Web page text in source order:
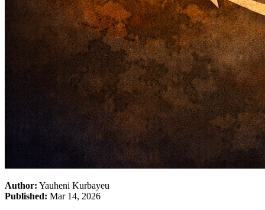
Author: Yauheni Kurbayeu
Published: Mar 14, 2026